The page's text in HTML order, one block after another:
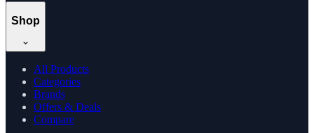
Shop
All Products
Categories
Brands
Offers & Deals
Compare